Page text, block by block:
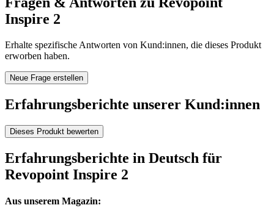
Inspire 2
Erhalte spezifische Antworten von Kund:innen, die dieses Produkt
erworben haben.
Neue Frage erstellen
Erfahrungsberichte unserer Kund:innen
Dieses Produkt bewerten
Erfahrungsberichte in Deutsch für
Revopoint Inspire 2
Aus unserem Magazin: